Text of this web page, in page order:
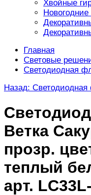
Хвойные
Главная
Световые
Светодиодная
Назад: Светодиодная
Ветка
прозр.
теплый
арт.